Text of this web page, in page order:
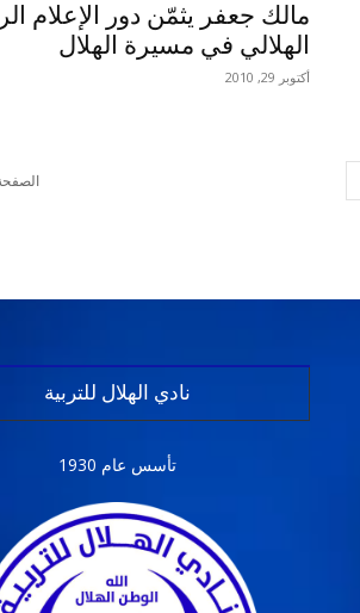
مالك جعفر يثمّن دور الإعلام
الهلالي في مسيرة الهلال
أكتوبر 29, 2010
الصفحة 76 من
نادي الهلال للتربية
تأسس عام 1930